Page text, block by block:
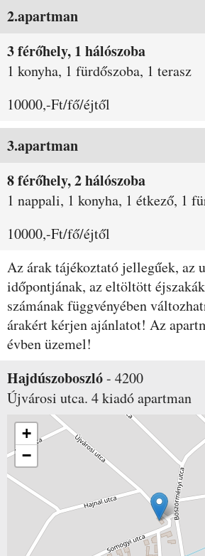
2.apartman
3 férőhely, 1 hálószoba
1 konyha, 1 fürdőszoba, 1 terasz
10000,-Ft/fő/éjtől
3.apartman
8 férőhely, 2 hálószoba
1 nappali, 1 konyha, 1 étkező, 1
10000,-Ft/fő/éjtől
Az árak tájékoztató jellegűek, az
időpontjának, az eltöltött
számának függvényében
árakért kérjen ajánlatot! Az
évben üzemel!
Hajdúszoboszló- 4200
Újvárosi utca. 4kiadó apartman
+
−